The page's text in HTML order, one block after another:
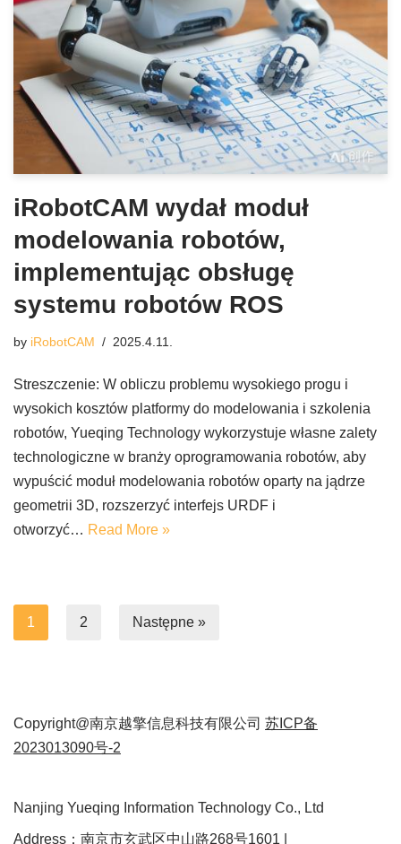
iRobotCAM wydał moduł
modelowania robotów,
implementując obsługę
systemu robotów ROS
by iRobotCAM 2025.4.11.
Streszczenie: W obliczu problemu wysokiego progu i
wysokich kosztów platformy do modelowania i szkolenia
robotów, Yueqing Technology wykorzystuje własne zalety
technologiczne w branży oprogramowania robotów, aby
wypuścić moduł modelowania robotów oparty na jądrze
geometrii 3D, rozszerzyć interfejs URDF i
otworzyć… Read More »
1 2 Następne »
Copyright@南京越擎信息科技有限公司 苏ICP备
2023013090号-2
Nanjing Yueqing Information Technology Co., Ltd
Address：南京市玄武区中山路268号1601 |